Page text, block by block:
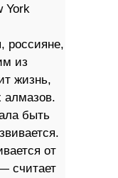
York
россияне,
из
жизнь,
алмазов.
быть
от
считает